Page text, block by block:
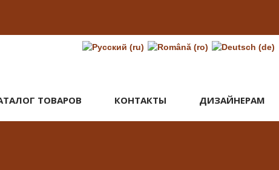
ТОВАРОВ КОНТАКТЫ ДИЗАЙНЕРАМ